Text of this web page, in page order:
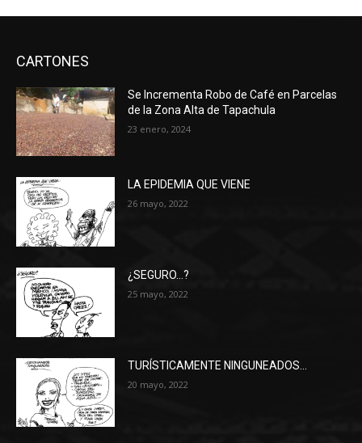
CARTONES
Se Incrementa Robo de Café en Parcelas
de la Zona Alta de Tapachula
23 enero, 2024
LA EPIDEMIA QUE VIENE
26 mayo, 2022
¿SEGURO…?
25 mayo, 2022
TURÍSTICAMENTE NINGUNEADOS…
20 mayo, 2022